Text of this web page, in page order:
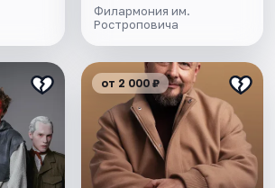
Филармония им.
Ростроповича
от 2 000 ₽